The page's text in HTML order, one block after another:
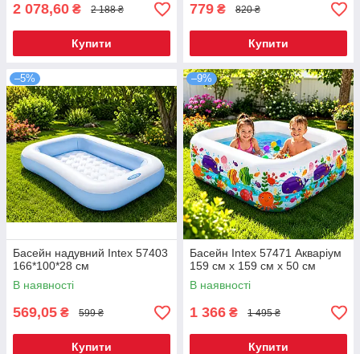
2 078,60 ₴ 2 188 ₴
Купити
779 ₴ 820 ₴
Купити
–5%
Басейн надувний Intex 57403
166*100*28 см
В наявності
569,05 ₴ 599 ₴
Купити
–9%
Басейн Intex 57471 Акваріум
159 см x 159 см х 50 см
В наявності
1 366 ₴ 1 495 ₴
Купити